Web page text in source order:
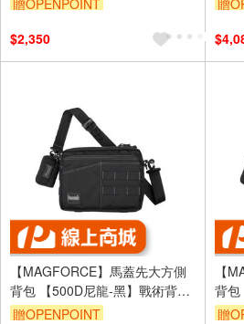
$2,350
【MAGFORCE】馬蓋先大方側
背包 【500D尼龍-黑】戰術背包
登山背包 單肩包 附零錢包
贈OPENPOINT
【
背包
背包
贈